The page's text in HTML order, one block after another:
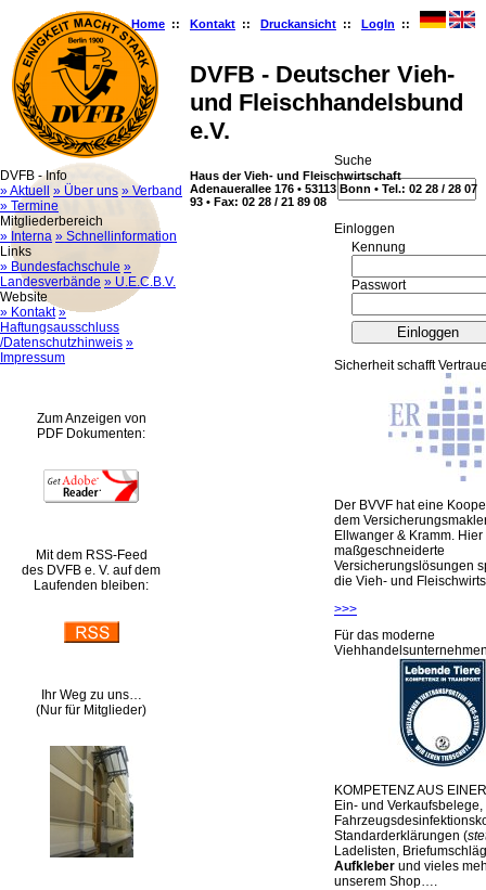
Home :: Kontakt :: Druckansicht :: LogIn ::
DVFB - Deutscher Vieh-
und Fleischhandelsbund
e.V.
Haus der Vieh- und Fleischwirtschaft
Adenauerallee 176 • 53113 Bonn • Tel.: 02 28 / 28 07
93 • Fax: 02 28 / 21 89 08
DVFB - Info
» Aktuell
» Über uns » Verband
» Termine
Mitgliederbereich
» Interna » Schnellinformation
Links
» Bundesfachschule »
Landesverbände » U.E.C.B.V.
Website
» Kontakt »
Haftungsausschluss
/Datenschutzhinweis »
Impressum
Zum Anzeigen von
PDF Dokumenten:
Mit dem RSS-Feed
des DVFB e. V. auf dem
Laufenden bleiben:
Ihr Weg zu uns…
(Nur für Mitglieder)
Suche
Ein­log­gen
Kennung
Passwort
Sicherheit schafft
Der BVVF hat eine
dem
Ellwanger & Kramm.
maßgeschneiderte
Versicherungslösungen
die Vieh- und
>>>
Für das moderne
KOMPETENZ AUS
Ein- und Verkaufsbelege,
Standarderklärungen (
Ladelisten,
Aufkleber und vieles
unserem Shop….